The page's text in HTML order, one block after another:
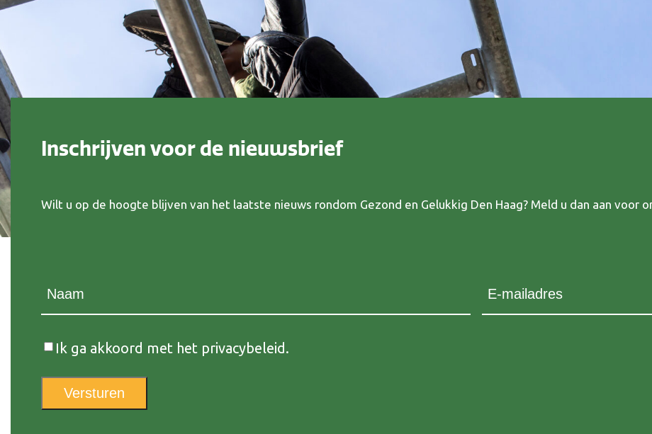
Inschrijven voor de nieuwsbrief
Wilt u op de hoogte blijven van het laatste nieuws rondom Gezond en Gelukkig Den Haag? Meld u dan aan voor
Instemming
Ik ga akkoord met het privacybeleid.
Versturen